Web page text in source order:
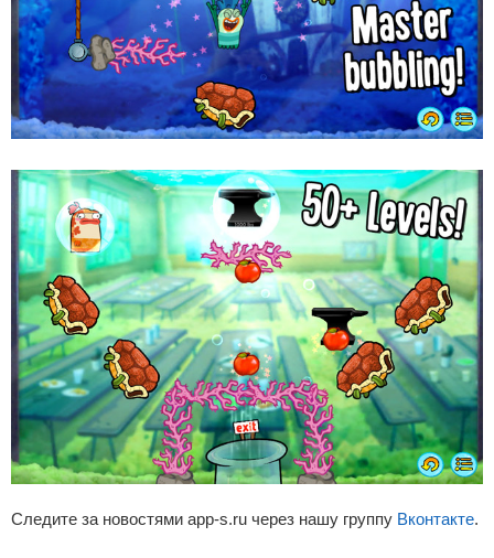
Следите за новостями app-s.ru через нашу группу Вконтакте.